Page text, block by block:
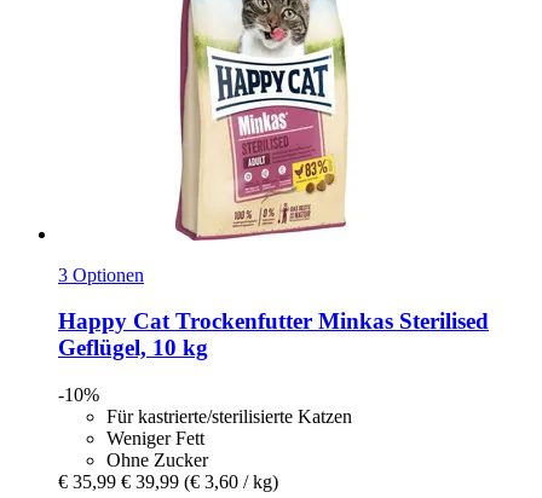
3 Optionen
Happy CatTrockenfutter Minkas Sterilised
Geflügel, 10 kg
-10%
Für kastrierte/sterilisierte Katzen
Weniger Fett
Ohne Zucker
€ 35,99 € 39,99 (€ 3,60 / kg)